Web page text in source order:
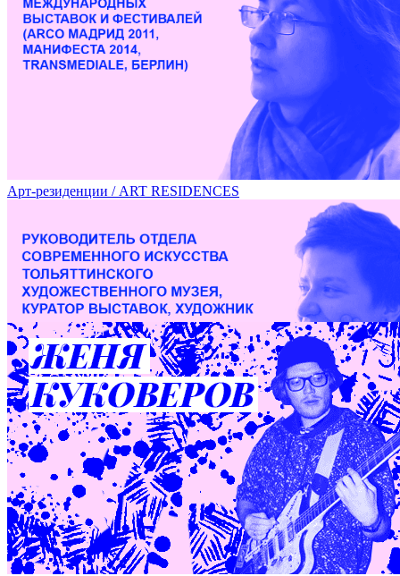
Лекция Марины Звягинцевой в рамках фестиваля DOCA /
Арт-резиденции / ART RESIDENCES
Временность как категория современного искусства /